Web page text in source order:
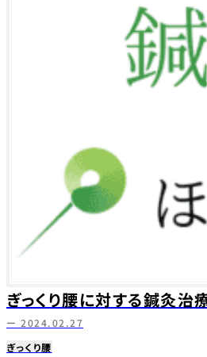
ぎっくり腰に対する鍼灸治
ー 2024.02.27
ぎっくり腰